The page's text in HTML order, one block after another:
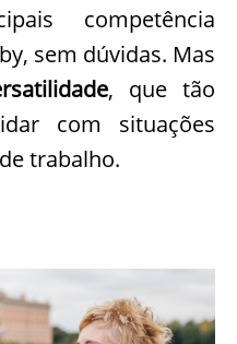
competência
sem dúvidas. Mas
, que tão
com situações
trabalho.